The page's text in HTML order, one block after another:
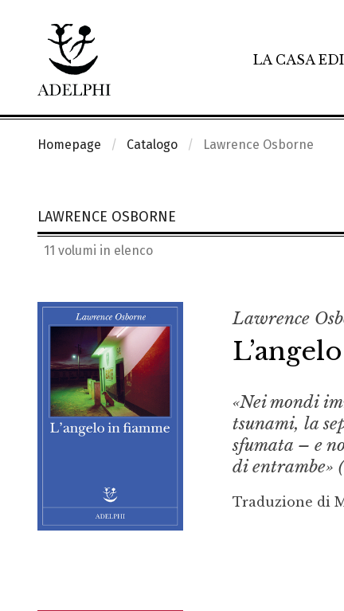
LA CASA
Homepage Catalogo Lawrence Osborne
LAWRENCE OSBORNE
11 volumi in elenco
Lawrence
«Nei mondi
tsunami, la
sfumata – e
di entrambe»
Traduzione di